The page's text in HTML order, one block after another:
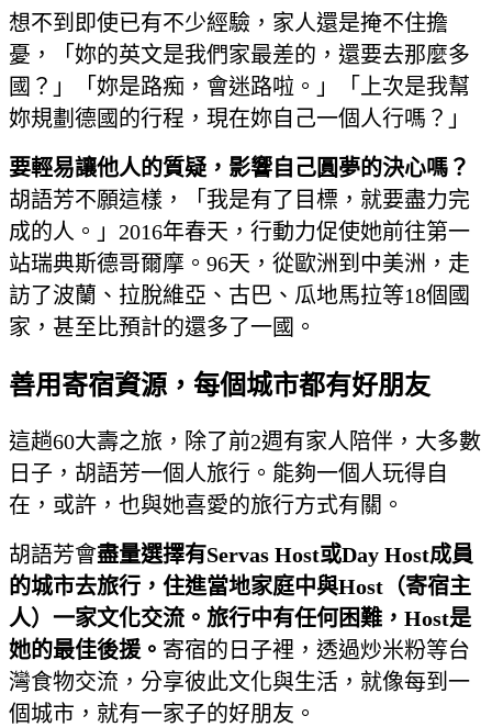
想不到即使已有不少經驗，家人還是掩不住擔
憂，「妳的英文是我們家最差的，還要去那麼多
國？」「妳是路痴，會迷路啦。」「上次是我幫
妳規劃德國的行程，現在妳自己一個人行嗎？」
要輕易讓他人的質疑，影響自己圓夢的決心嗎？
胡語芳不願這樣，「我是有了目標，就要盡力完
成的人。」2016年春天，行動力促使她前往第一
站瑞典斯德哥爾摩。96天，從歐洲到中美洲，走
訪了波蘭、拉脫維亞、古巴、瓜地馬拉等18個國
家，甚至比預計的還多了一國。
善用寄宿資源，每個城市都有好朋友
這趟60大壽之旅，除了前2週有家人陪伴，大多數
日子，胡語芳一個人旅行。能夠一個人玩得自
在，或許，也與她喜愛的旅行方式有關。
胡語芳會盡量選擇有Servas Host或Day Host成員
的城市去旅行，住進當地家庭中與Host （寄宿主
人）一家文化交流。旅行中有任何困難，Host是
她的最佳後援。 寄宿的日子裡，透過炒米粉等台
灣食物交流，分享彼此文化與生活，就像每到一
個城市，就有一家子的好朋友。